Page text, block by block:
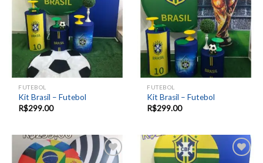
FUTEBOL
Kit Brasil – Futebol
R$299.00
FUTEBOL
Kit Brasil – Futebol
R$299.00